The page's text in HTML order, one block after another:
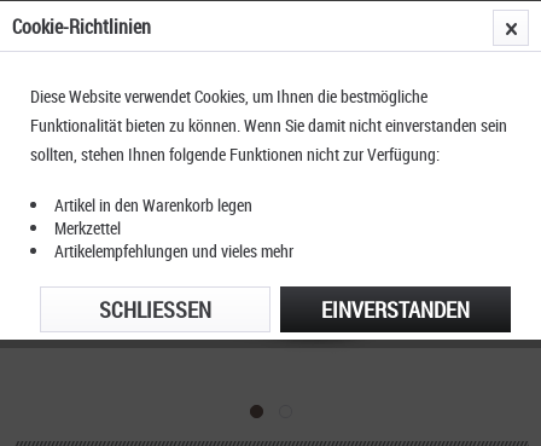
Cookie-Richtlinien
Diese Website verwendet Cookies, um Ihnen die bestmögliche
Funktionalität bieten zu können. Wenn Sie damit nicht einverstanden sein
sollten, stehen Ihnen folgende Funktionen nicht zur Verfügung:
Artikel in den Warenkorb legen
Merkzettel
Artikelempfehlungen und vieles mehr
EINVERSTANDEN
SCHLIESSEN